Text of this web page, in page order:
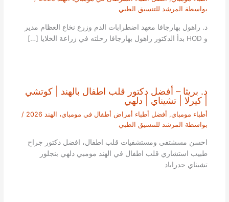
بواسطة المرشد للتنسيق الطبي
د. راهول بهارجافا معهد اضطرابات الدم وزرع نخاع العظام مدير
و HOD بدأ الدكتور راهول بهارجافا رحلته في زراعة الخلايا […]
د. بريثا – أفضل دكتور قلب اطفال بالهند | كوتشي
| كيرلا | تشيناي | دلهي
أطباء مومباي, أفضل أطباء أمراض أطفال في مومباي، الهند 2026
/
بواسطة المرشد للتنسيق الطبي
احسن مسشتفى ومستشفيات قلب اطفال، افضل دكتور جراح
طبيب استشاري قلب اطفال في الهند مومبي دلهي بنجلور
تشيناي حدراباد